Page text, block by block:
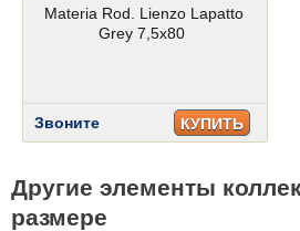
Materia Rod. Lienzo Lapatto
Grey 7,5x80
Звоните КУПИТЬ
Другие элементы
размере